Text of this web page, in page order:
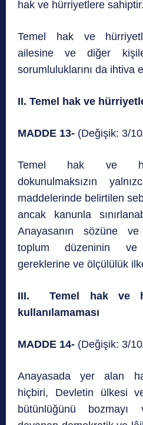
hak ve hürriyetlere sahiptir.
Temel hak ve
ailesine ve diğer
sorumluluklarını da ihtiva
II. Temel hak ve
MADDE 13- (Değişik: 3/
Temel hak ve
dokunulmaksızın
maddelerinde belirtilen
ancak kanunla
Anayasanın sözüne
toplum düzeninin ve
gereklerine ve ölçülülük
III. Temel hak ve
kullanılamaması
MADDE 14- (Değişik: 3/
Anayasada yer alan
hiçbiri, Devletin ülkesi
bütünlüğünü